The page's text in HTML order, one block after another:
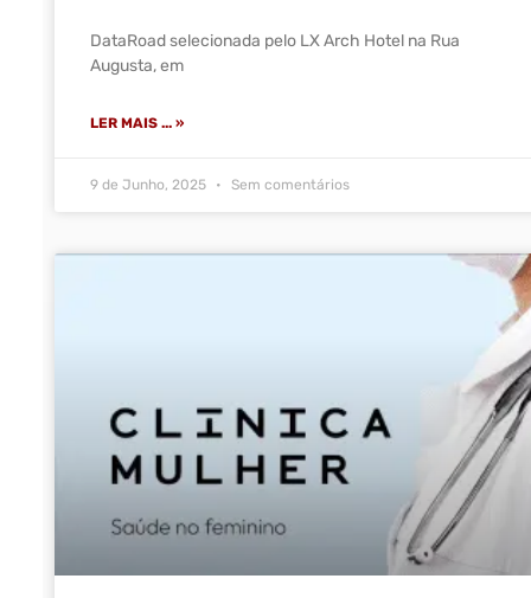
DataRoad selecionada pelo LX Arch Hotel na Rua
Augusta, em
LER MAIS ... »
9 de Junho, 2025 Sem comentários